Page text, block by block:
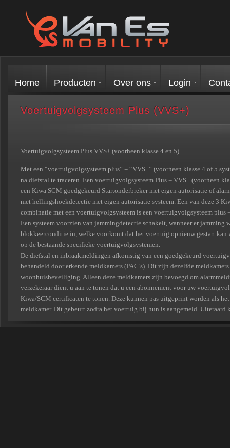
Home Producten Over ons Login
Voertuigvolgsysteem Plus (VVS+)
Voertuigvolgsysteem Plus VVS+ (voorheen klasse 4 en 5)
Met een “voertuigvolgsysteem plus” = “VVS+” (voorheen klasse 4 of 5
na diefstal te traceren. Een voertuigvolgsysteem Plus = VVS+ (voorheen
een Kiwa SCM goedgekeurd Startonderbreker met eigen autorisatie of
met hellingshoekdetectie met eigen autorisatie systeem. Een van deze 3
combinatie met een voertuigvolgsysteem is een voertuigvolgsysteem plus
Een systeem voorzien van jammingdetectie schakelt, wanneer er jamming
blokkeerconditie in, welke voorkomt dat het voertuig opnieuw gestart kan
op de bestaande specifieke voertuigvolgsystemen.
De diefstal en inbraakmeldingen afkomstig van een goedgekeurd
behandeld door erkende meldkamers (PAC’s). Dit zijn dezelfde
woonhuisbeveiliging. Alleen deze meldkamers zijn bevoegd om
verzekeraar dient u aan te tonen dat u een abonnement voor uw
Kiwa/SCM certificaten te tonen. Deze kunnen pas uitgeprint worden als
meldkamer. Dit gebeurt zodra het voertuig bij hun is aangemeld.